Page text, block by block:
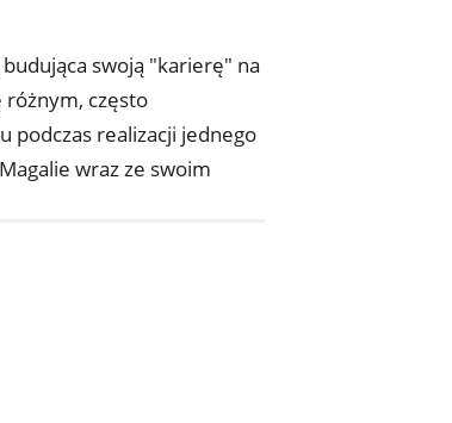
swoją "karierę" na
różnym, często
podczas realizacji jednego
wraz ze swoim
jednak dziennikarka
pierwszego w karierze